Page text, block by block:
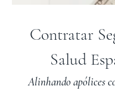
Contratar
Salud
Alinhando apólices